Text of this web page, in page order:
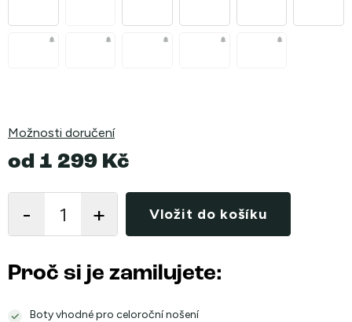
Možnosti doručení
od 1 299 Kč
cena:
Vložit do košíku
Proč si je zamilujete:
Boty vhodné pro celoroční nošení